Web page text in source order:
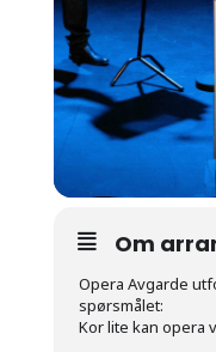
Om
Opera Avgarde
spørsmålet:
Kor lite kan opera